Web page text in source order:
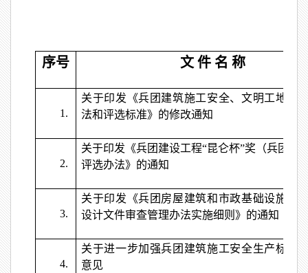
序号 文 件 名 称
1.
关于印发《兵团建筑施工安全、文明工地挂
法和评选标准》的修改通知
2.
关于印发《兵团建设工程“昆仑杯”奖（兵团优
评选办法》的通知
3.
关于印发《兵团房屋建筑和市政基础设施工
设计文件审查管理办法实施细则》的通知
4.
关于进一步加强兵团建筑施工安全生产标准
意见